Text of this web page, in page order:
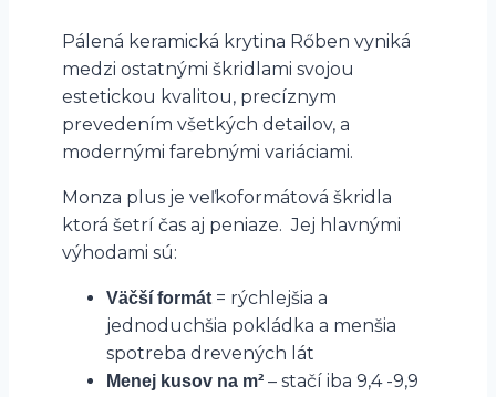
Pálená keramická krytina Rőben vyniká
medzi ostatnými škridlami svojou
estetickou kvalitou, precíznym
prevedením všetkých detailov, a
modernými farebnými variáciami.
Monza plus je veľkoformátová škridla
ktorá šetrí čas aj peniaze. Jej hlavnými
výhodami sú:
Väčší formát = rýchlejšia a
jednoduchšia pokládka a menšia
spotreba drevených lát
Menej kusov na m² – stačí iba 9,4 -9,9